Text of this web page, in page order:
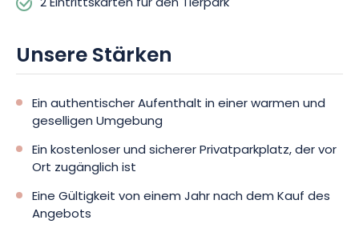
Unsere Stärken
Ein authentischer Aufenthalt in einer warmen und
geselligen Umgebung
Ein kostenloser und sicherer Privatparkplatz, der vor
Ort zugänglich ist
Eine Gültigkeit von einem Jahr nach dem Kauf des
Angebots